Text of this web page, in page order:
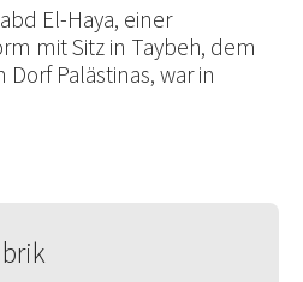
El-Haya, einer
mit Sitz in Taybeh, dem
Palästinas, war in